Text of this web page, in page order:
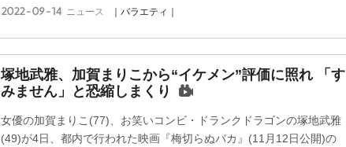
2022-09-14 ニュース ｜バラエティ｜
塚地武雅、加賀まりこから“イケメン”評価に照れ 「す
みません」と恐縮しまくり
女優の加賀まりこ(77)、お笑いコンビ・ドランクドラゴンの塚地武雅
(49)が4日、都内で行われた映画『梅切らぬバカ』(11月12日公開)の